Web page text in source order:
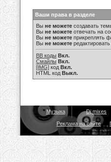
Ваши права в разделе
Вы не можете создавать
Вы не можете отвечать на
Вы не можете прикреплять
Вы не можете
BB коды Вкл.
Смайлы Вкл.
[IMG] код Вкл.
HTML код Выкл.
Музыка Dj mixes
Реклама на сайте